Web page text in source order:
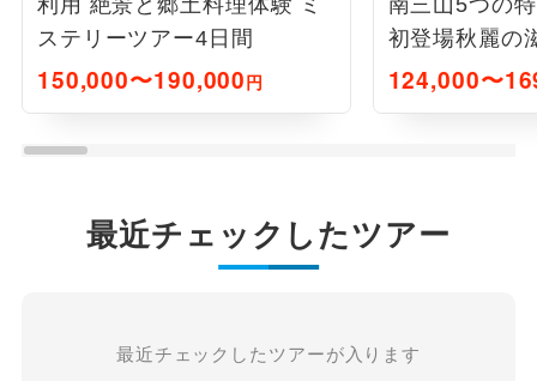
利用 絶景と郷土料理体験 ミ
ステリーツアー4日間
150,000〜190,000円
南三山5つの
初登場秋麗の
124,000〜
最近チェックしたツアー
最近チェックしたツアーが入ります